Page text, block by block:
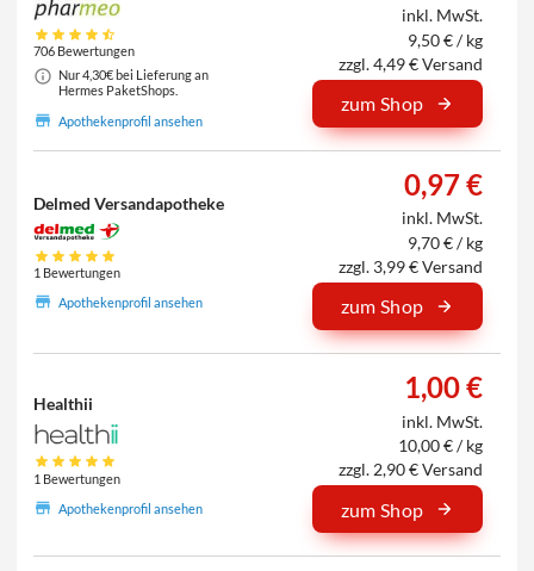
706 Bewertungen
Nur 4,30€ bei Lieferung an
Hermes PaketShops.
Apothekenprofil ansehen
inkl. MwSt.
9,50 € / kg
zzgl. 4,49 € Versand
zum Shop
Delmed Versandapotheke
1 Bewertungen
Apothekenprofil ansehen
0,97 €
inkl. MwSt.
9,70 € / kg
zzgl. 3,99 € Versand
zum Shop
Healthii
1 Bewertungen
Apothekenprofil ansehen
1,00 €
inkl. MwSt.
10,00 € / kg
zzgl. 2,90 € Versand
zum Shop